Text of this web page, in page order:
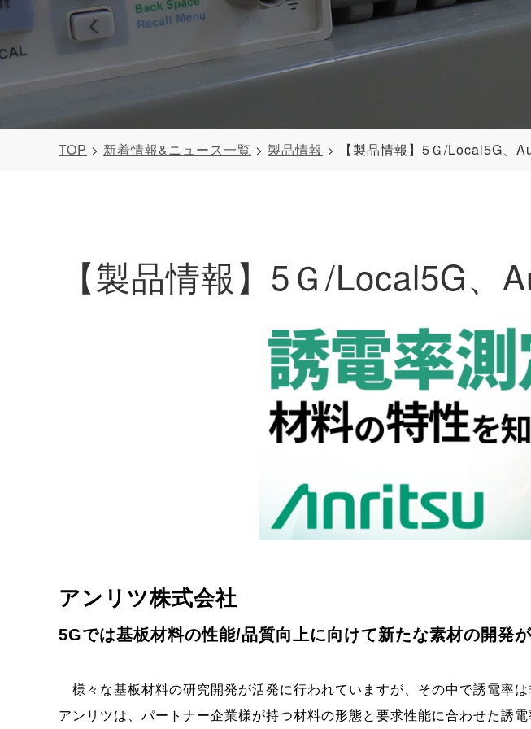
TOP 新着情報&ニュース一覧 製品情報 【製品情報】5Ｇ/Local5G、
【製品情報】5Ｇ/Local5G
アンリツ株式会社
5Gでは基板材料の性能/品質向上に向けて新たな素材の開発
様々な基板材料の研究開発が活発に行われていますが、その中で誘電率は
アンリツは、パートナー企業様が持つ材料の形態と要求性能に合わせた誘電